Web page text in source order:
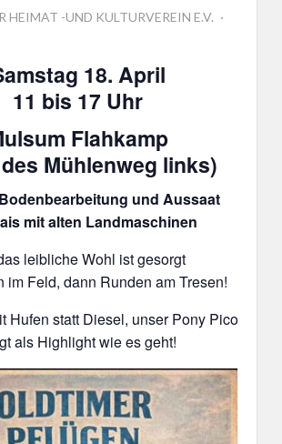
HEIMAT -UND KULTURVEREIN E.V.
18. April
11 bis 17 Uhr
Flahkamp
Mühlenweg links)
und Aussaat
mit alten Landmaschinen
leibliche Wohl ist gesorgt
im Feld, dann Runden am Tresen!
Hufen statt Diesel, unser Pony Pico
als Highlight wie es geht!